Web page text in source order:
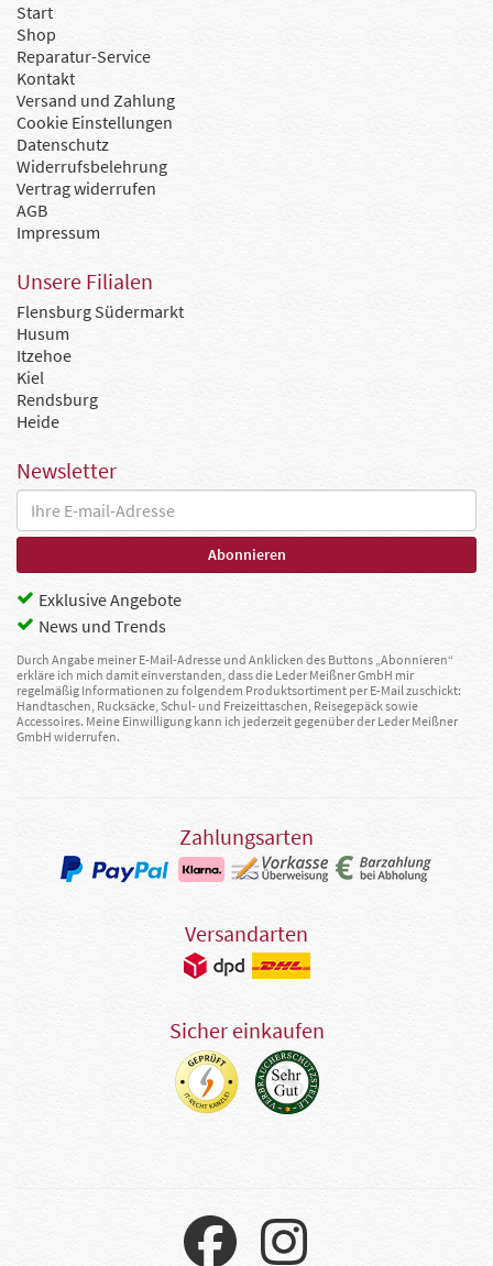
Start
Shop
Reparatur-Service
Kontakt
Versand und Zahlung
Cookie Einstellungen
Datenschutz
Widerrufsbelehrung
Vertrag widerrufen
AGB
Impressum
Unsere Filialen
Flensburg Südermarkt
Husum
Itzehoe
Kiel
Rendsburg
Heide
Newsletter
Exklusive Angebote
News und Trends
Durch Angabe meiner E-Mail-Adresse und Anklicken des Buttons „Abonnieren“
erkläre ich mich damit einverstanden, dass die Leder Meißner GmbH mir
regelmäßig Informationen zu folgendem Produktsortiment per E-Mail zuschickt:
Handtaschen, Rucksäcke, Schul- und Freizeittaschen, Reisegepäck sowie
Accessoires. Meine Einwilligung kann ich jederzeit gegenüber der Leder Meißner
GmbH widerrufen.
Zahlungsarten
Versandarten
Sicher einkaufen